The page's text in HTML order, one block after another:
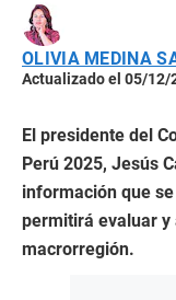
OLIVIA MEDINA
Actualizado el 05/12/
El presidente del
Perú 2025, Jesús
información que
permitirá evaluar y
macrorregión.